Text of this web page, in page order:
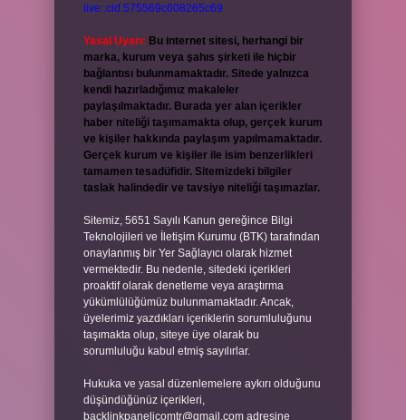
live:.cid.575569c608265c69
Yasal Uyarı: Bu internet sitesi, herhangi bir
marka, kurum veya şahıs şirketi ile hiçbir
bağlantısı bulunmamaktadır. Sitede yalnızca
kendi hazırladığımız makaleler
paylaşılmaktadır. Burada yer alan içerikler
haber niteliği taşımamakta olup, gerçek kurum
ve kişiler hakkında paylaşım yapılmamaktadır.
Gerçek kurum ve kişiler ile isim benzerlikleri
tamamen tesadüfidir. Sitemizdeki bilgiler
taslak halindedir ve tavsiye niteliği taşımazlar.
Sitemiz, 5651 Sayılı Kanun gereğince Bilgi
Teknolojileri ve İletişim Kurumu (BTK) tarafından
onaylanmış bir Yer Sağlayıcı olarak hizmet
vermektedir. Bu nedenle, sitedeki içerikleri
proaktif olarak denetleme veya araştırma
yükümlülüğümüz bulunmamaktadır. Ancak,
üyelerimiz yazdıkları içeriklerin sorumluluğunu
taşımakta olup, siteye üye olarak bu
sorumluluğu kabul etmiş sayılırlar.
Hukuka ve yasal düzenlemelere aykırı olduğunu
düşündüğünüz içerikleri,
backlinkpanelicomtr@gmail.com adresine